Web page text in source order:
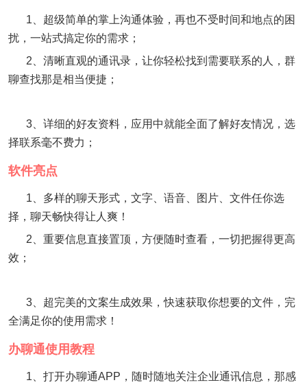
1、超级简单的掌上沟通体验，再也不受时间和地点的困
扰，一站式搞定你的需求；
2、清晰直观的通讯录，让你轻松找到需要联系的人，群
聊查找那是相当便捷；
3、详细的好友资料，应用中就能全面了解好友情况，选
择联系毫不费力；
软件亮点
1、多样的聊天形式，文字、语音、图片、文件任你选
择，聊天畅快得让人爽！
2、重要信息直接置顶，方便随时查看，一切把握得更高
效；
3、超完美的文案生成效果，快速获取你想要的文件，完
全满足你的使用需求！
办聊通使用教程
1、打开办聊通APP，随时随地关注企业通讯信息，那感